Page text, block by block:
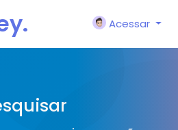
Acessar